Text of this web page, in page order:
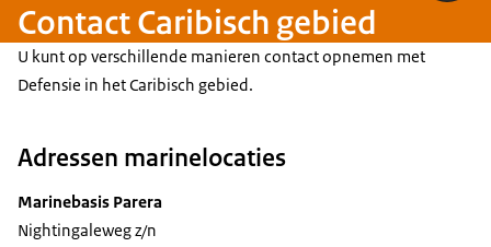
Contact Caribisch gebied
U kunt op verschillende manieren contact opnemen met
Defensie in het Caribisch gebied.
Adressen marinelocaties
Marinebasis Parera
Nightingaleweg z/n